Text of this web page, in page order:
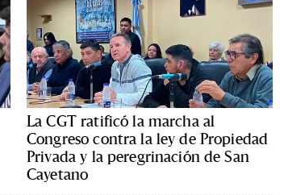
La CGT ratificó la marcha al
Congreso contra la ley de Propiedad
Privada y la peregrinación de San
Cayetano